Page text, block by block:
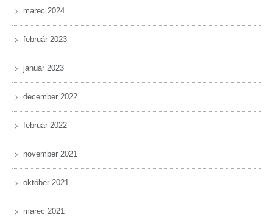
marec 2024
február 2023
január 2023
december 2022
február 2022
november 2021
október 2021
marec 2021